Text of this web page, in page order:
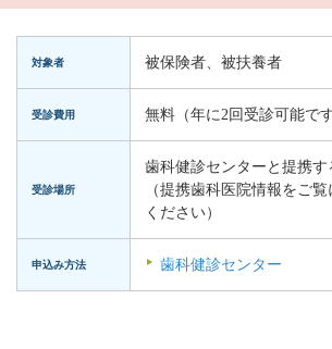
対象者 被保険者、被扶養者
受診費用 無料（年に2回受診可能です
受診場所
歯科健診センターと提携
（提携歯科医院情報をご
ください）
申込み方法 歯科健診センター